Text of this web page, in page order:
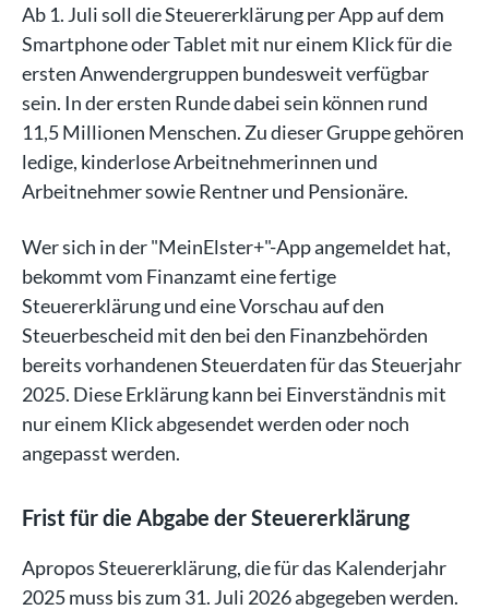
Ab 1. Juli soll die Steuererklärung per App auf dem
Smartphone oder Tablet mit nur einem Klick für die
ersten Anwendergruppen bundesweit verfügbar
sein. In der ersten Runde dabei sein können rund
11,5 Millionen Menschen. Zu dieser Gruppe gehören
ledige, kinderlose Arbeitnehmerinnen und
Arbeitnehmer sowie Rentner und Pensionäre.
Wer sich in der "MeinElster+"-App angemeldet hat,
bekommt vom Finanzamt eine fertige
Steuererklärung und eine Vorschau auf den
Steuerbescheid mit den bei den Finanzbehörden
bereits vorhandenen Steuerdaten für das Steuerjahr
2025. Diese Erklärung kann bei Einverständnis mit
nur einem Klick abgesendet werden oder noch
angepasst werden.
Frist für die Abgabe der Steuererklärung
Apropos Steuererklärung, die für das Kalenderjahr
2025 muss bis zum 31. Juli 2026 abgegeben werden.